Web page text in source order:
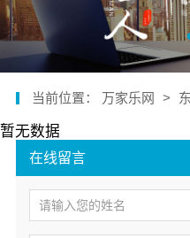
在线留言
当前位置： 万家乐网 >
暂无数据